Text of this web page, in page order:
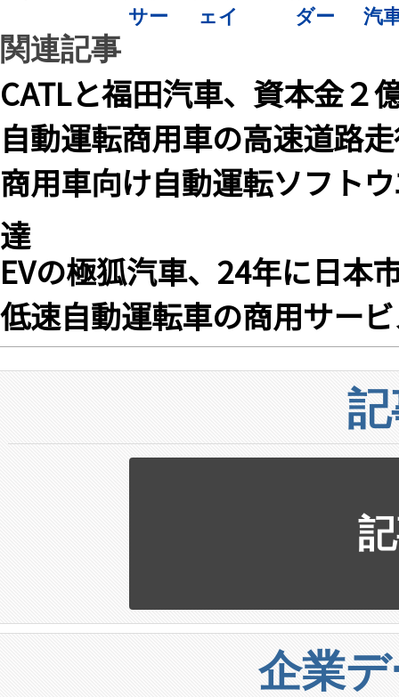
サー
ェイ
ダー
汽
関連記事
CATLと福田汽車、資本金２
自動運転商用車の高速道路
商用車向け自動運転ソフト
達
EVの極狐汽車、24年に日本
低速自動運転車の商用サー
企業